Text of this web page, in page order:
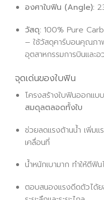
องศาใบฟิน (Angle):
วัสดุ:100% Pure
– ใช้วัสดุคาร์บอนคุณภา
อุตสาหกรรมการบินและอ
จุดเด่นของใบฟิน
โครงสร้างใบฟินออกแบ
สมดุลตลอดทั้งใบ
ช่วยลดแรงต้านน้ำ เพิ่มแ
เคลื่อนที่
น้ำหนักเบามาก ทำให้ตีฟิ
ตอบสนองแรงดีดตัวได้ย